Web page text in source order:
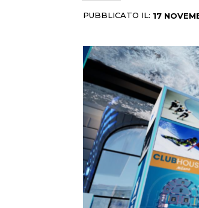
PUBBLICATO IL: 17